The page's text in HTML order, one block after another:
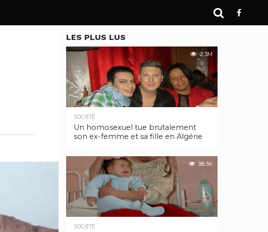
LES PLUS LUS
2.3M
SOCIÉTÉ
Un homosexuel tue brutalement
son ex-femme et sa fille en Algérie
98.3K
SOCIÉTÉ